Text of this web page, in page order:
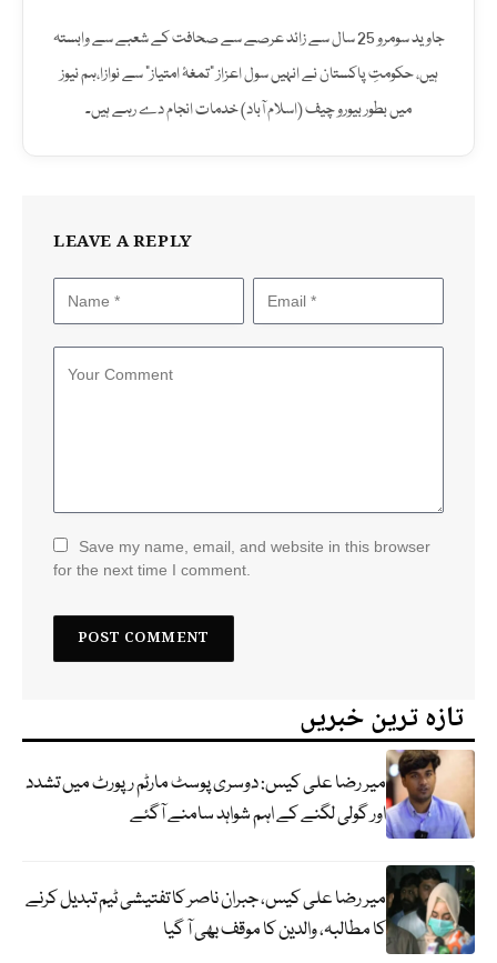
جاوید سومرو 25 سال سے زائد عرصے سے صحافت کے شعبے سے وابستہ
ہیں، حکومتِ پاکستان نے انہیں سول اعزاز "تمغۂ امتیاز" سے نوازا،ہم نیوز
میں بطور بیورو چیف (اسلام آباد) خدمات انجام دے رہے ہیں۔
LEAVE A REPLY
Save my name, email, and website in this browser
for the next time I comment.
تازہ ترین خبریں
میر رضا علی کیس: دوسری پوسٹ مارٹم رپورٹ میں تشدد
اور گولی لگنے کے اہم شواہد سامنے آگئے
میر رضا علی کیس، جبران ناصر کا تفتیشی ٹیم تبدیل کرنے
کا مطالبہ، والدین کا موقف بھی آ گیا